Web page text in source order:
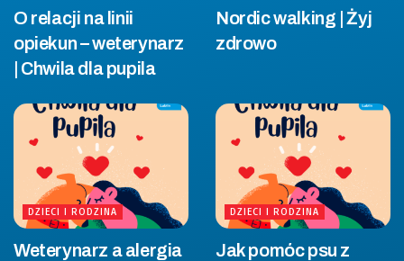
O relacji na linii
opiekun – weterynarz
| Chwila dla pupila
Nordic walking | Żyj
zdrowo
DZIECI I RODZINA
Weterynarz a alergia
DZIECI I RODZINA
Jak pomóc psu z